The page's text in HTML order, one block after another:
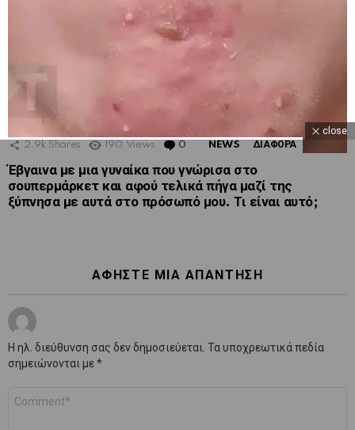
2.9k Shares 190 Views 0 Comments
NEWS ΔΙΑΦΟΡΑ
Έβγαινα με μια γυναίκα που γνώρισα στο
σουπερμάρκετ και αφού τελικά πήγα μαζί της
ξύπνησα με αυτά στο πρόσωπό μου. Τι είναι αυτό;
ΑΦΉΣΤΕ ΜΙΑ ΑΠΆΝΤΗΣΗ
Η ηλ. διεύθυνση σας δεν δημοσιεύεται. Τα υποχρεωτικά πεδία
σημειώνονται με*
close